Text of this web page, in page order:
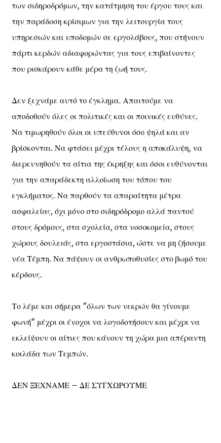
των σιδηροδρόμων, την κατάτμηση του έργου τους και
την παράδοση κρίσιμων για την λειτουργία τους
υπηρεσιών και υποδομών σε εργολάβους, που στήνουν
πάρτι κερδών αδιαφορώντας για τους επιβαίνοντες
που ρισκάρουν κάθε μέρα τη ζωή τους.
Δεν ξεχνάμε αυτό το έγκλημα. Απαιτούμε να
αποδοθούν όλες οι πολιτικές και οι ποινικές ευθύνες.
Να τιμωρηθούν όλοι οι υπεύθυνοι όσο ψηλά και αν
βρίσκονται. Να φτάσει μέχρι τέλους η αποκάλυψη, να
διερευνηθούν τα αίτια της έκρηξης και όσοι ευθύνονται
για την απαράδεκτη αλλοίωση του τόπου του
εγκλήματος. Να παρθούν τα απαραίτητα μέτρα
ασφαλείας, όχι μόνο στο σιδηρόδρομο αλλά παντού
στους δρόμους, στα σχολεία, στα νοσοκομεία, στους
χώρους δουλειάς, στα εργοστάσια, ώστε να μη ζήσουμε
νέα Τέμπη. Να πάψουν οι ανθρωποθυσίες στο βωμό του
κέρδους.
Το λέμε και σήμερα "όλων των νεκρών θα γίνουμε
φωνή" μέχρι οι ένοχοι να λογοδοτήσουν και μέχρι να
εκλείψουν οι αίτιες που κάνουν τη χώρα μια απέραντη
κοιλάδα των Τεμπών.
ΔΕΝ ΞΕΧΝΑΜΕ – ΔΕ ΣΥΓΧΩΡΟΥΜΕ